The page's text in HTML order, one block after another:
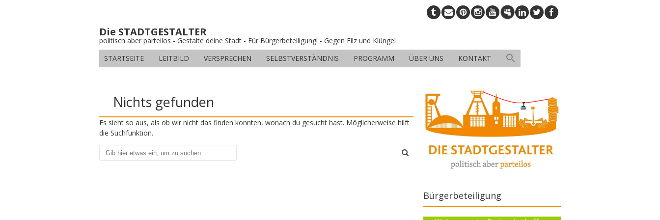
Die STADTGESTALTER
politisch aber parteilos - Gestalte deine Stadt - Für Bürgerbeteiligung! - Gegen Filz und Klüngel
STARTSEITE
LEITBILD VERSPRECHEN SELBSTVERSTÄNDNIS PROGRAMM ÜBER UNS KONTAKT
Nichts gefunden
Es sieht so aus, als ob wir nicht das finden konnten, wonach du gesucht hast. Möglicherweise hilft
die Suchfunktion.
Suchen
Bürgerbeteiligung